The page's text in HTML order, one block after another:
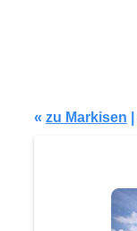
« zu Markisen